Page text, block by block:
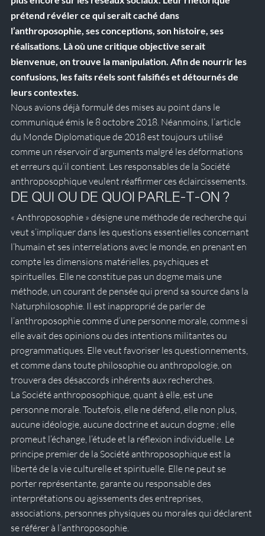
prétend révéler ce qui serait caché dans
l’anthroposophie, ses conceptions, son histoire, ses
réalisations. Là où une critique objective serait
bienvenue, on trouve la manipulation. Afin de nourrir les
confusions, les faits réels sont falsifiés et détournés de
leurs contextes.
Nous avions déjà formulé des mises au point dans le
communiqué émis le 8 octobre 2018. Néanmoins, l’article
du Monde Diplomatique de 2018 est toujours utilisé
comme un réservoir d’arguments malgré les déformations
et erreurs qu’il contient. Les responsables de la Société
anthroposophique veulent réaffirmer ces éclaircissements.
DE QUI OU DE QUOI PARLE-T-ON ?
« Anthroposophie » désigne une méthode de recherche qui
veut s’impliquer dans les questions essentielles concernant
l’humain et ses interrelations avec le monde, en prenant en
compte les dimensions matérielles, psychiques et
spirituelles. Elle ne constitue pas un dogme mais une
méthode, un courant de pensée qui prend sa source dans la
Naturphilosophie. Il est inapproprié de parler de
l’anthroposophie comme d’une personne morale, comme si
elle avait des opinions ou des intentions militantes ou
programmatiques. Elle veut favoriser les questionnements,
et comme dans toute philosophie ou anthropologie, on
trouvera des désaccords inhérents aux recherches.
La Société anthroposophique, quant à elle, est une
personne morale. Toutefois, elle ne défend, elle non plus,
aucune idéologie, aucune doctrine et aucun dogme ; elle
promeut l’échange, l’étude et la réflexion individuelle. Le
principe premier de la Société anthroposophique est la
liberté de la vie culturelle et spirituelle. Elle ne peut se
porter représentante, garante ou responsable des
interprétations ou agissements des entreprises,
associations, personnes physiques ou morales qui déclarent
se référer à l’anthroposophie.